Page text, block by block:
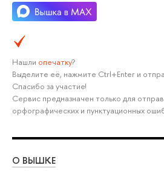
Нашли опечатку?
Выделите её, нажмите Ctrl+Enter и
Спасибо за участие!
Сервис предназначен только для
орфографических и пунктуационных
О ВЫШКЕ